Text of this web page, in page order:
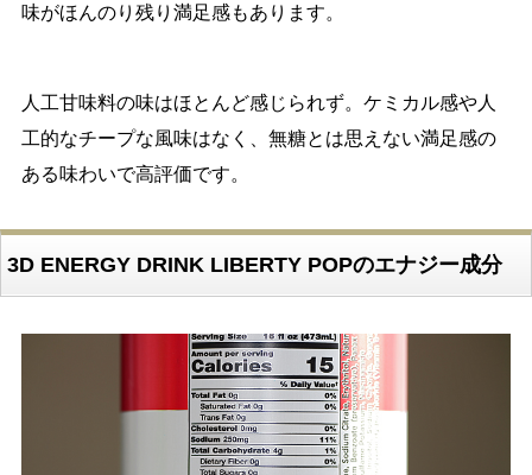
味がほんのり残り満足感もあります。
人工甘味料の味はほとんど感じられず。ケミカル感や人
工的なチープな風味はなく、無糖とは思えない満足感の
ある味わいで高評価です。
3D ENERGY DRINK LIBERTY POPのエナジー成分